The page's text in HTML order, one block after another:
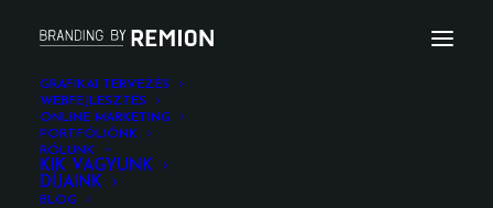
GRAFIKAI TERVEZÉS
WEBFEJLESZTÉS
ONLINE MARKETING
PORTFÓLIÓNK
RÓLUNK
KIK VAGYUNK
DÍJAINK
BLOG
Kezdőlap
Koobe / Bekool Kiegészítő csomagolás